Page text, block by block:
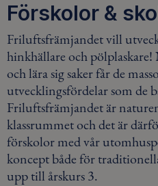
Förskolor &
Friluftsfrämjandet vill
hinkhällare och
och lära sig saker får de
utvecklingsfördelar som de
Friluftsfrämjandet är
klassrummet och det är
förskolor med vår
koncept både för
upp till årskurs 3.